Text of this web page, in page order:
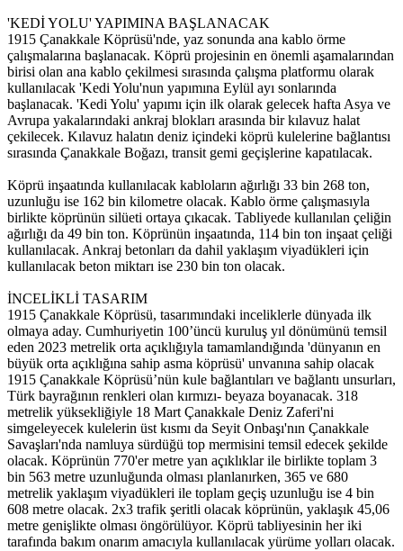
'KEDİ YOLU' YAPIMINA BAŞLANACAK
1915 Çanakkale Köprüsü'nde, yaz sonunda ana kablo örme
çalışmalarına başlanacak. Köprü projesinin en önemli aşamalarından
birisi olan ana kablo çekilmesi sırasında çalışma platformu olarak
kullanılacak 'Kedi Yolu'nun yapımına Eylül ayı sonlarında
başlanacak. 'Kedi Yolu' yapımı için ilk olarak gelecek hafta Asya ve
Avrupa yakalarındaki ankraj blokları arasında bir kılavuz halat
çekilecek. Kılavuz halatın deniz içindeki köprü kulelerine bağlantısı
sırasında Çanakkale Boğazı, transit gemi geçişlerine kapatılacak.
Köprü inşaatında kullanılacak kabloların ağırlığı 33 bin 268 ton,
uzunluğu ise 162 bin kilometre olacak. Kablo örme çalışmasıyla
birlikte köprünün silüeti ortaya çıkacak. Tabliyede kullanılan çeliğin
ağırlığı da 49 bin ton. Köprünün inşaatında, 114 bin ton inşaat çeliği
kullanılacak. Ankraj betonları da dahil yaklaşım viyadükleri için
kullanılacak beton miktarı ise 230 bin ton olacak.
İNCELİKLİ TASARIM
1915 Çanakkale Köprüsü, tasarımındaki inceliklerle dünyada ilk
olmaya aday. Cumhuriyetin 100’üncü kuruluş yıl dönümünü temsil
eden 2023 metrelik orta açıklığıyla tamamlandığında 'dünyanın en
büyük orta açıklığına sahip asma köprüsü' unvanına sahip olacak
1915 Çanakkale Köprüsü’nün kule bağlantıları ve bağlantı unsurları,
Türk bayrağının renkleri olan kırmızı- beyaza boyanacak. 318
metrelik yüksekliğiyle 18 Mart Çanakkale Deniz Zaferi'ni
simgeleyecek kulelerin üst kısmı da Seyit Onbaşı'nın Çanakkale
Savaşları'nda namluya sürdüğü top mermisini temsil edecek şekilde
olacak. Köprünün 770'er metre yan açıklıklar ile birlikte toplam 3
bin 563 metre uzunluğunda olması planlanırken, 365 ve 680
metrelik yaklaşım viyadükleri ile toplam geçiş uzunluğu ise 4 bin
608 metre olacak. 2x3 trafik şeritli olacak köprünün, yaklaşık 45,06
metre genişlikte olması öngörülüyor. Köprü tabliyesinin her iki
tarafında bakım onarım amacıyla kullanılacak yürüme yolları olacak.